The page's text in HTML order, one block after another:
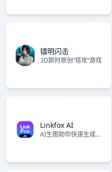
镭明闪击
3D即时原创“塔攻”游戏
Linkfox AI
AI生图助你快速生成高质量商品图